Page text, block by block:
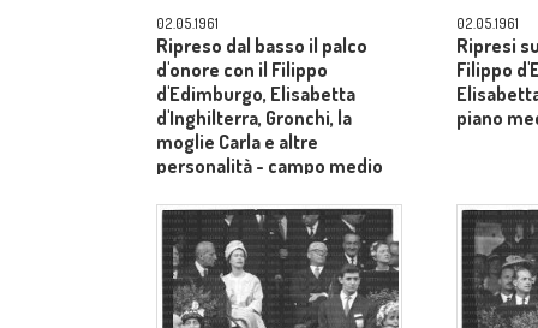
02.05.1961
Ripreso dal basso il palco
d'onore con il Filippo
d'Edimburgo, Elisabetta
d'Inghilterra, Gronchi, la
moglie Carla e altre
personalità - campo medio
02.05.1961
Ripresi
Filippo
piano